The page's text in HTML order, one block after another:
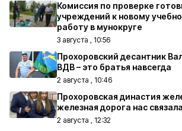
Комиссия по проверке
учреждений к новому
работу в мунокруге
3 августа , 10:56
Прохоровский десантник
ВДВ – это братья навсегда
2 августа , 10:46
Прохоровская династия
железная дорога нас связала
2 августа , 12:32